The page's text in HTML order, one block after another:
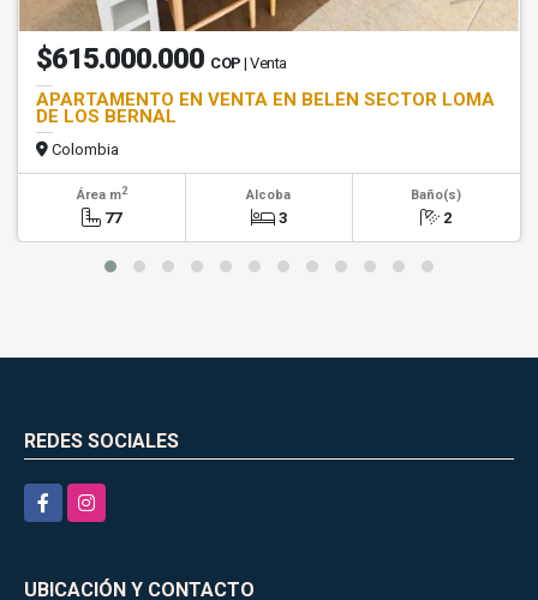
$615.000.000 COP | Venta
APARTAMENTO EN VENTA EN BELÉN SECTOR LOMA
DE LOS BERNAL
Colombia
Área m2
77
Alcoba
3
Baño(s)
2
REDES SOCIALES
FacebookInstagram
UBICACIÓN Y CONTACTO